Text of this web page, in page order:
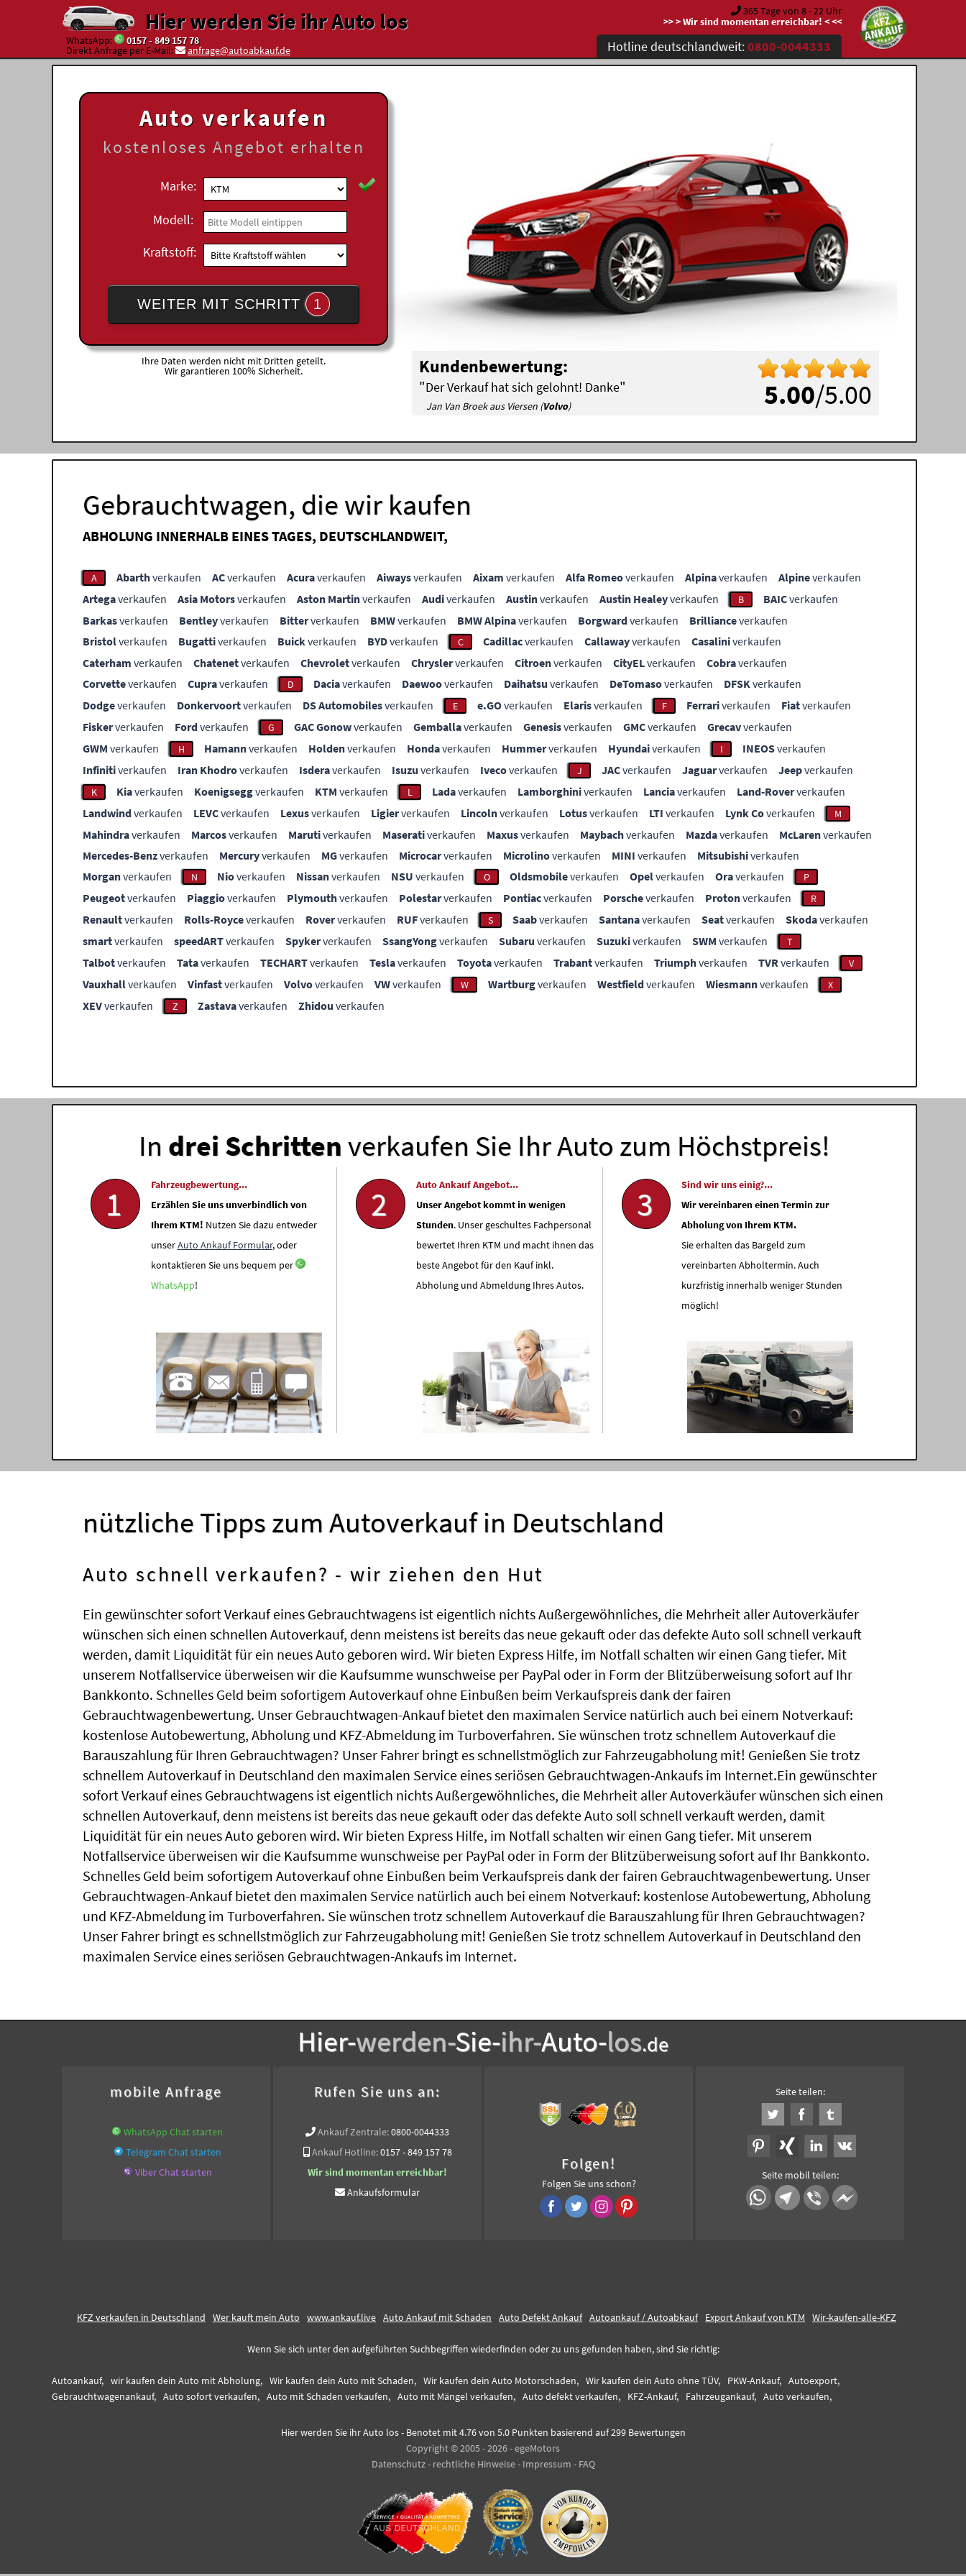
Hier werden Sie ihr Auto los
WhatsApp: 0157 - 849 157 78
Direkt Anfrage per E-Mail: anfrage@autoabkauf.de
365 Tage von 8 - 22 Uhr
>> > Wir sind momentan erreichbar! < <<
Hotline deutschlandweit:0800-0044333
Auto verkaufen
kostenloses Angebot erhalten
Marke:
Modell:
Kraftstoff:
WEITER MIT SCHRITT 1
Ihre Daten werden nicht mit Dritten geteilt.
Wir garantieren 100% Sicherheit.
5.00/5.00
Kundenbewertung:
"Der Verkauf hat sich gelohnt! Danke"
Jan Van Broek aus Viersen (Volvo)
Gebrauchtwagen, die wir kaufen
ABHOLUNG INNERHALB EINES TAGES, DEUTSCHLANDWEIT,
A Abarthverkaufen ACverkaufen Acuraverkaufen Aiwaysverkaufen Aixam verkaufen Alfa Romeoverkaufen Alpinaverkaufen Alpineverkaufen
Artegaverkaufen Asia Motorsverkaufen Aston Martinverkaufen Audiverkaufen Austinverkaufen Austin Healeyverkaufen B BAICverkaufen
Barkasverkaufen Bentleyverkaufen Bitterverkaufen BMWverkaufen BMW Alpinaverkaufen Borgwardverkaufen Brillianceverkaufen
Bristolverkaufen Bugattiverkaufen Buickverkaufen BYDverkaufen C Cadillacverkaufen Callawayverkaufen Casaliniverkaufen
Caterham verkaufen Chatenetverkaufen Chevroletverkaufen Chryslerverkaufen Citroenverkaufen CityELverkaufen Cobraverkaufen
Corvetteverkaufen Cupraverkaufen D Daciaverkaufen Daewooverkaufen Daihatsu verkaufen DeTomasoverkaufen DFSKverkaufen
Dodgeverkaufen Donkervoortverkaufen DS Automobilesverkaufen E e.GOverkaufen Elarisverkaufen F Ferrariverkaufen Fiatverkaufen
Fiskerverkaufen Fordverkaufen G GAC Gonowverkaufen Gemballaverkaufen Genesisverkaufen GMCverkaufen Grecavverkaufen
GWM verkaufen H Hamannverkaufen Holdenverkaufen Hondaverkaufen Hummerverkaufen Hyundaiverkaufen I INEOSverkaufen
Infinitiverkaufen Iran Khodroverkaufen Isderaverkaufen Isuzu verkaufen Ivecoverkaufen J JACverkaufen Jaguarverkaufen Jeepverkaufen
K Kiaverkaufen Koenigseggverkaufen KTM verkaufen L Ladaverkaufen Lamborghiniverkaufen Lanciaverkaufen Land-Roververkaufen
Landwindverkaufen LEVCverkaufen Lexusverkaufen Ligierverkaufen Lincolnverkaufen Lotusverkaufen LTI verkaufen Lynk Coverkaufen M
Mahindraverkaufen Marcosverkaufen Marutiverkaufen Maserativerkaufen Maxusverkaufen Maybachverkaufen Mazdaverkaufen McLarenverkaufen
Mercedes-Benzverkaufen Mercuryverkaufen MGverkaufen Microcarverkaufen Microlinoverkaufen MINI verkaufen Mitsubishiverkaufen
Morganverkaufen N Nioverkaufen Nissanverkaufen NSU verkaufen O Oldsmobileverkaufen Opelverkaufen Oraverkaufen P
Peugeotverkaufen Piaggioverkaufen Plymouthverkaufen Polestarverkaufen Pontiacverkaufen Porscheverkaufen Protonverkaufen R
Renaultverkaufen Rolls-Royceverkaufen Roververkaufen RUFverkaufen S Saabverkaufen Santanaverkaufen Seatverkaufen Skodaverkaufen
smartverkaufen speedARTverkaufen Spykerverkaufen SsangYongverkaufen Subaru verkaufen Suzukiverkaufen SWM verkaufen T
Talbotverkaufen Tataverkaufen TECHARTverkaufen Teslaverkaufen Toyotaverkaufen Trabantverkaufen Triumphverkaufen TVRverkaufen V
Vauxhallverkaufen Vinfastverkaufen Volvoverkaufen VWverkaufen W Wartburgverkaufen Westfieldverkaufen Wiesmannverkaufen X
XEVverkaufen Z Zastavaverkaufen Zhidou verkaufen
In drei Schrittenverkaufen Sie Ihr Auto zum Höchstpreis!
1
Fahrzeugbewertung...
Erzählen Sie uns unverbindlich von
Ihrem KTM! Nutzen Sie dazu entweder
unserAuto Ankauf Formular, oder
kontaktieren Sie uns bequem per
WhatsApp!
2
Auto Ankauf Angebot...
Unser Angebot kommt in wenigen
Stunden. Unser geschultes Fachpersonal
bewertet Ihren KTM und macht ihnen das
beste Angebot für den Kauf inkl.
Abholung und Abmeldung Ihres Autos.
3
Sind wir uns einig?...
Wir vereinbaren einen Termin zur
Abholung von Ihrem KTM.
Sie erhalten das Bargeld zum
vereinbarten Abholtermin. Auch
kurzfristig innerhalb weniger Stunden
möglich!
nützliche Tipps zum Autoverkauf in Deutschland
Auto schnell verkaufen? - wir ziehen den Hut
Ein gewünschter sofort Verkauf eines Gebrauchtwagens ist eigentlich nichts Außergewöhnliches, die Mehrheit aller Autoverkäufer
wünschen sich einen schnellen Autoverkauf, denn meistens ist bereits das neue gekauft oder das defekte Auto soll schnell verkauft
werden, damit Liquidität für ein neues Auto geboren wird. Wir bieten Express Hilfe, im Notfall schalten wir einen Gang tiefer. Mit
unserem Notfallservice überweisen wir die Kaufsumme wunschweise per PayPal oder in Form der Blitzüberweisung sofort auf Ihr
Bankkonto. Schnelles Geld beim sofortigem Autoverkauf ohne Einbußen beim Verkaufspreis dank der fairen
Gebrauchtwagenbewertung. Unser Gebrauchtwagen-Ankauf bietet den maximalen Service natürlich auch bei einem Notverkauf:
kostenlose Autobewertung, Abholung und KFZ-Abmeldung im Turboverfahren. Sie wünschen trotz schnellem Autoverkauf die
Barauszahlung für Ihren Gebrauchtwagen? Unser Fahrer bringt es schnellstmöglich zur Fahrzeugabholung mit! Genießen Sie trotz
schnellem Autoverkauf in Deutschland den maximalen Service eines seriösen Gebrauchtwagen-Ankaufs im Internet.Ein gewünschter
sofort Verkauf eines Gebrauchtwagens ist eigentlich nichts Außergewöhnliches, die Mehrheit aller Autoverkäufer wünschen sich einen
schnellen Autoverkauf, denn meistens ist bereits das neue gekauft oder das defekte Auto soll schnell verkauft werden, damit
Liquidität für ein neues Auto geboren wird. Wir bieten Express Hilfe, im Notfall schalten wir einen Gang tiefer. Mit unserem
Notfallservice überweisen wir die Kaufsumme wunschweise per PayPal oder in Form der Blitzüberweisung sofort auf Ihr Bankkonto.
Schnelles Geld beim sofortigem Autoverkauf ohne Einbußen beim Verkaufspreis dank der fairen Gebrauchtwagenbewertung. Unser
Gebrauchtwagen-Ankauf bietet den maximalen Service natürlich auch bei einem Notverkauf: kostenlose Autobewertung, Abholung
und KFZ-Abmeldung im Turboverfahren. Sie wünschen trotz schnellem Autoverkauf die Barauszahlung für Ihren Gebrauchtwagen?
Unser Fahrer bringt es schnellstmöglich zur Fahrzeugabholung mit! Genießen Sie trotz schnellem Autoverkauf in Deutschland den
maximalen Service eines seriösen Gebrauchtwagen-Ankaufs im Internet.
Hier-werden-Sie-ihr-Auto-los.de
mobile Anfrage
WhatsApp Chat starten
Telegram Chat starten
Viber Chat starten
Rufen Sie uns an:
Ankauf Zentrale:0800-0044333
Ankauf Hotline:0157 - 849 157 78
Wir sind momentan erreichbar!
Ankaufsformular
Folgen!
Folgen Sie uns schon?
Seite teilen:
Seite mobil teilen:
KFZ verkaufen in Deutschland Wer kauft mein Auto www.ankauf.live Auto Ankauf mit Schaden Auto Defekt Ankauf Autoankauf / Autoabkauf Export Ankauf von KTM Wir-kaufen-alle-KFZ
Wenn Sie sich unter den aufgeführten Suchbegriffen wiederfinden oder zu uns gefunden haben, sind Sie richtig:
Autoankauf, wir kaufen dein Auto mit Abholung, Wir kaufen dein Auto mit Schaden, Wir kaufen dein Auto Motorschaden, Wir kaufen dein Auto ohne TÜV, PKW-Ankauf, Autoexport,
Gebrauchtwagenankauf, Auto sofort verkaufen, Auto mit Schaden verkaufen, Auto mit Mängel verkaufen, Auto defekt verkaufen, KFZ-Ankauf, Fahrzeugankauf, Auto verkaufen,
Hier werden Sie ihr Auto los- Benotet mit4.76von 5.0 Punkten basierend auf299Bewertungen
Copyright © 2005 - 2026 - egeMotors
Datenschutz- rechtliche Hinweise- Impressum - FAQ